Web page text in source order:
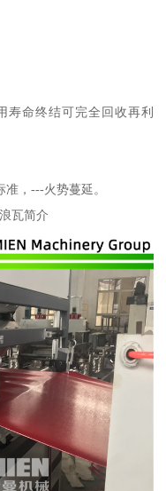
寿命终结可完全回收再利
，---火势蔓延。
瓦简介